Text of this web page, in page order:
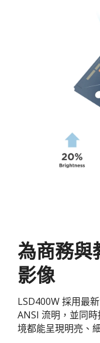
為商務與
影像
LSD400W 採用最
ANSI 流明，並同
境都能呈現明亮、